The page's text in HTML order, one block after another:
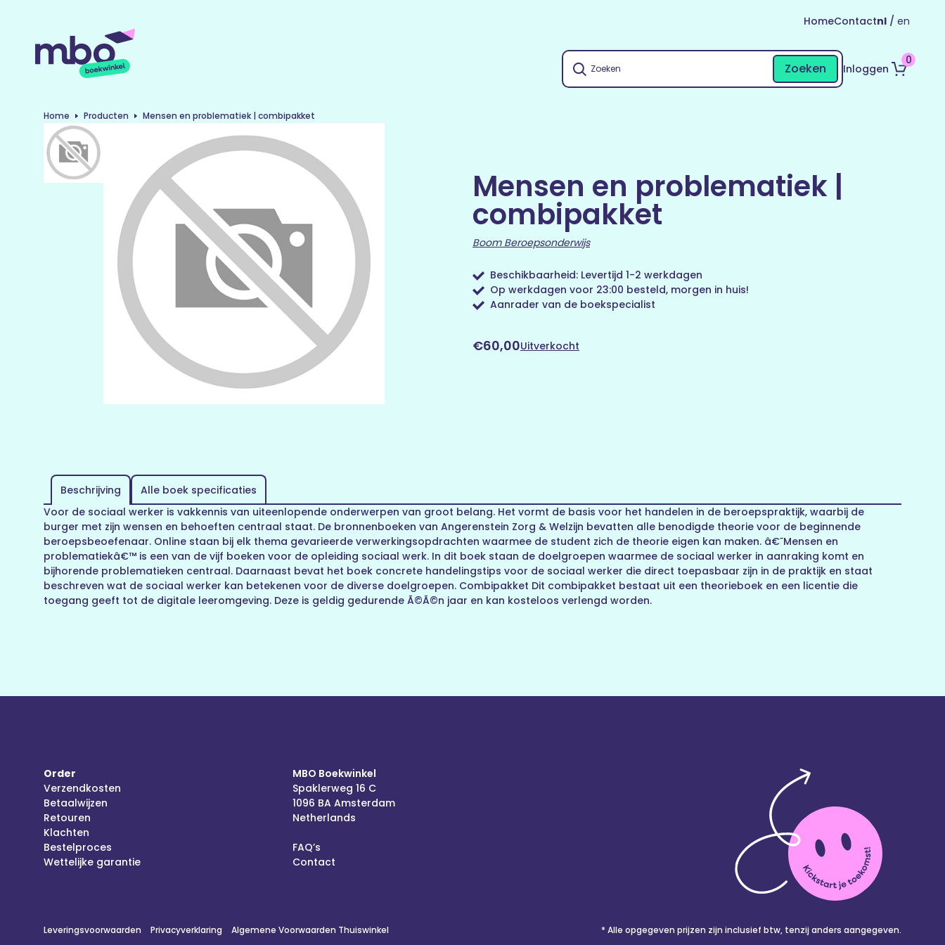
HomeContactnl / en
Zoeken Inloggen
0
Home Producten Mensen en problematiek | combipakket
Mensen en problematiek |
combipakket
Boom Beroepsonderwijs
Beschikbaarheid: Levertijd 1-2 werkdagen
Op werkdagen voor 23:00 besteld, morgen in huis!
Aanrader van de boekspecialist
€60,00Uitverkocht
Beschrijving
Alle boek specificaties
Voor de sociaal werker is vakkennis van uiteenlopende onderwerpen van groot belang. Het vormt de basis voor het handelen in de beroepspraktijk, waarbij de
burger met zijn wensen en behoeften centraal staat. De bronnenboeken van Angerenstein Zorg & Welzijn bevatten alle benodigde theorie voor de beginnende
beroepsbeoefenaar. Online staan bij elk thema gevarieerde verwerkingsopdrachten waarmee de student zich de theorie eigen kan maken. â€˜Mensen en
problematiekâ€™ is een van de vijf boeken voor de opleiding sociaal werk. In dit boek staan de doelgroepen waarmee de sociaal werker in aanraking komt en
bijhorende problematieken centraal. Daarnaast bevat het boek concrete handelingstips voor de sociaal werker die direct toepasbaar zijn in de praktijk en staat
beschreven wat de sociaal werker kan betekenen voor de diverse doelgroepen. Combipakket Dit combipakket bestaat uit een theorieboek en een licentie die
toegang geeft tot de digitale leeromgeving. Deze is geldig gedurende Ã©Ã©n jaar en kan kosteloos verlengd worden.
Order
Verzendkosten
Betaalwijzen
Retouren
Klachten
Bestelproces
Wettelijke garantie
MBO Boekwinkel
Spaklerweg 16 C
1096 BA Amsterdam
Netherlands
FAQ’s
Contact
Leveringsvoorwaarden Privacyverklaring Algemene Voorwaarden Thuiswinkel * Alle opgegeven prijzen zijn inclusief btw, tenzij anders aangegeven.